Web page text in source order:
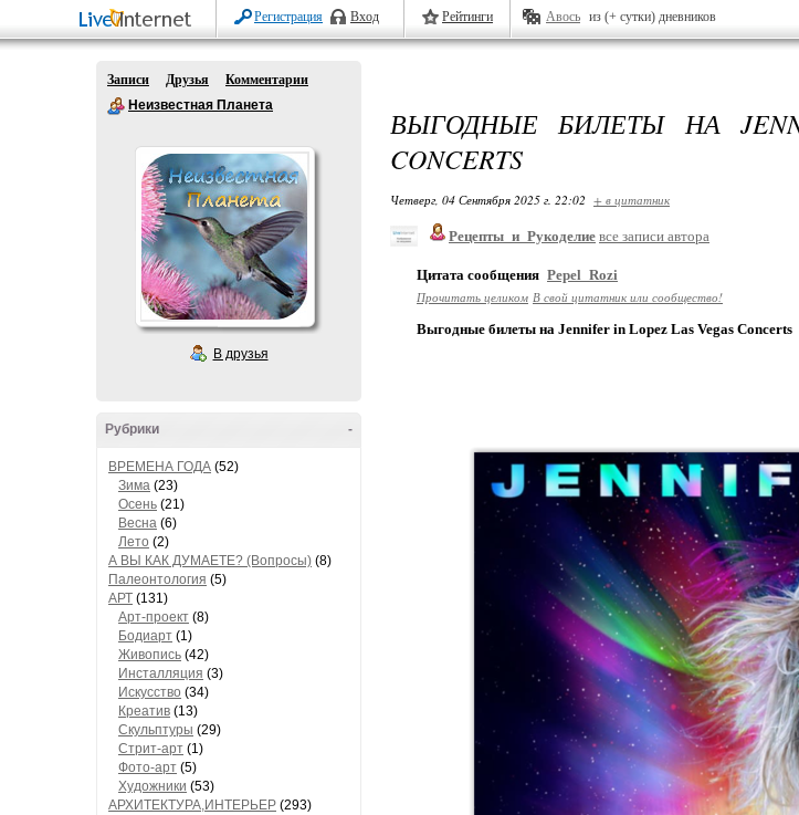
Регистрация Вход Рейтинги Авось из (+ сутки) дневников
Записи Друзья
Комментарии
Неизвестная Планета
В друзья
-
Рубрики
ВРЕМЕНА ГОДА (52)
Зима (23)
Осень (21)
Весна (6)
Лето (2)
А ВЫ КАК ДУМАЕТЕ? (Вопросы) (8)
Палеонтология (5)
АРТ (131)
Арт-проект (8)
Бодиарт (1)
Живопись (42)
Инсталляция (3)
Искусство (34)
Креатив (13)
Скульптуры (29)
Стрит-арт (1)
Фото-арт (5)
Художники (53)
АРХИТЕКТУРА,ИНТЕРЬЕР (293)
ВЫГОДНЫЕ БИЛЕТЫ НА
CONCERTS
Четверг, 04 Сентября 2025 г. 22:02 + в цитатник
Рецепты_и_Рукоделие все записи автора
Цитата сообщения Pepel_Rozi
Прочитать целиком В свой цитатник или сообщество!
Выгодные билеты на Jennifer in Lopez Las Vegas Concerts